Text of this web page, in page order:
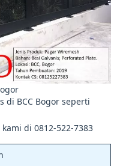
di BCC Bogor seperti
di 0812-522-7383